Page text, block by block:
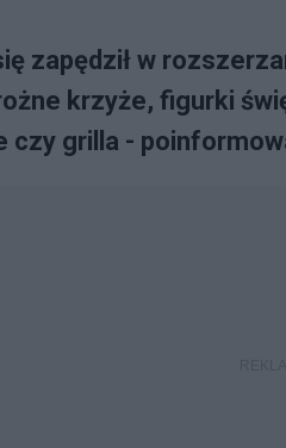
zapędził w
krzyże, figurki
czy grilla -